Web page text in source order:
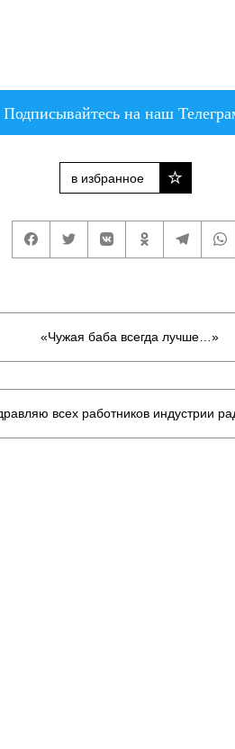
Подписывайтесь на наш
в избранное
«Чужая баба всегда лучше…»
всех работников индустрии